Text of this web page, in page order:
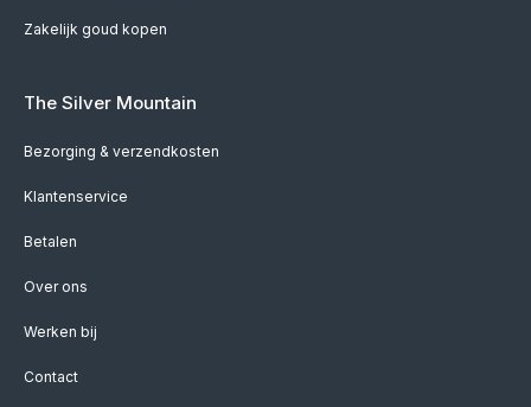
Zakelijk goud kopen
The Silver Mountain
Bezorging & verzendkosten
Klantenservice
Betalen
Over ons
Werken bij
Contact